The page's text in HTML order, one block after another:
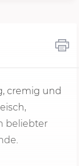
cremig und
beliebter